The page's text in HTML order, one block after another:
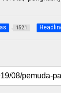
1521